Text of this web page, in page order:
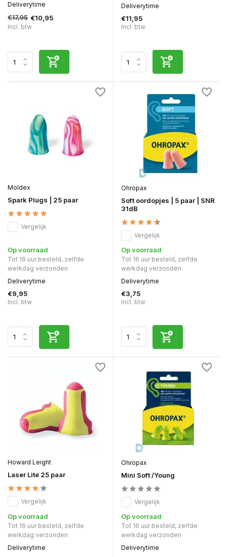
Deliverytime
€17,95 €10,95
Incl. btw
Deliverytime
€11,95
Incl. btw
Moldex
Spark Plugs | 25 paar
Vergelijk
Op voorraad
Tot 16 uur besteld, zelfde
werkdag verzonden
Deliverytime
€9,95
Incl. btw
Ohropax
Soft oordopjes | 5 paar | SNR
31dB
Vergelijk
Op voorraad
Tot 16 uur besteld, zelfde
werkdag verzonden
Deliverytime
€3,75
Incl. btw
Howard Leight
Laser Lite 25 paar
Vergelijk
Op voorraad
Tot 16 uur besteld, zelfde
werkdag verzonden
Deliverytime
Ohropax
Mini Soft /Young
Vergelijk
Op voorraad
Tot 16 uur besteld, zelfde
werkdag verzonden
Deliverytime